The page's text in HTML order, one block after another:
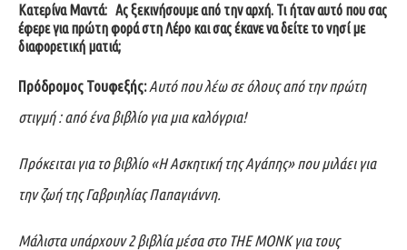
Κατερίνα Μαντά: Ας ξεκινήσουμε από την αρχή. Τι ήταν αυτό που σας
έφερε για πρώτη φορά στη Λέρο και σας έκανε να δείτε το νησί με
διαφορετική ματιά;
Πρόδρομος Τουφεξής: Αυτό που λέω σε όλους από την πρώτη
στιγμή : από ένα βιβλίο για μια καλόγρια!
Πρόκειται για το βιβλίο «Η Ασκητική της Αγάπης» που μιλάει για
την ζωή της Γαβριηλίας Παπαγιάννη.
Μάλιστα υπάρχουν 2 βιβλία μέσα στο ΤΗΕ ΜΟΝΚ για τους